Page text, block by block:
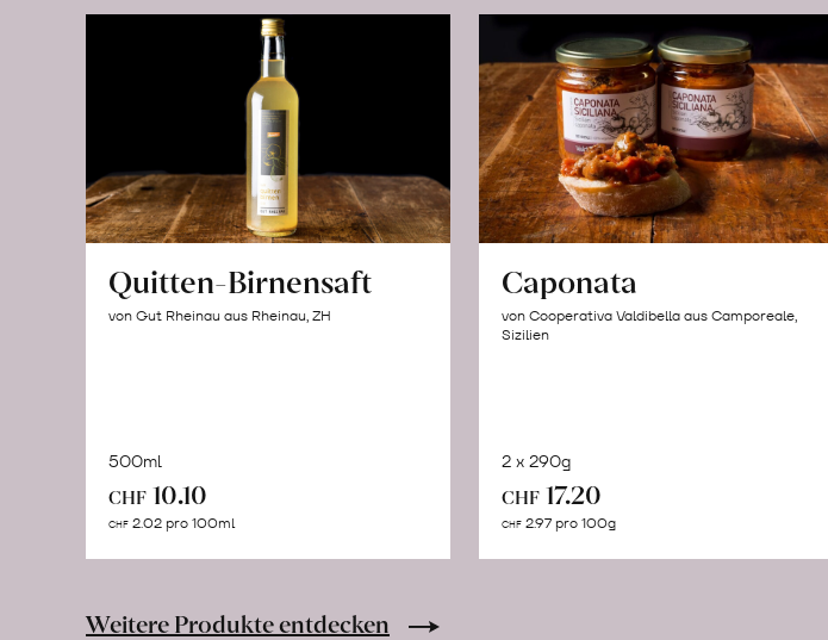
Quitten-Birnensaft
von Gut Rheinau aus Rheinau, ZH
500ml
CHF 10.10
CHF 2.02 pro 100ml
Caponata
von Cooperativa Valdibella aus Camporeale,
Sizilien
2 x 290g
CHF 17.20
CHF 2.97 pro 100g
Weitere Produkte entdecken